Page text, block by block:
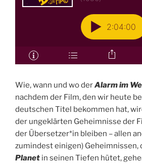
Wie, wann und wo derAlarm im
nachdem der Film, den wir heute
deutschen Titel bekommen hat,
der ungeklärten Geheimnisse der
der Übersetzer*in bleiben – allen
zumindest einigen) Geheimnissen,
Planet in seinen Tiefen hütet,